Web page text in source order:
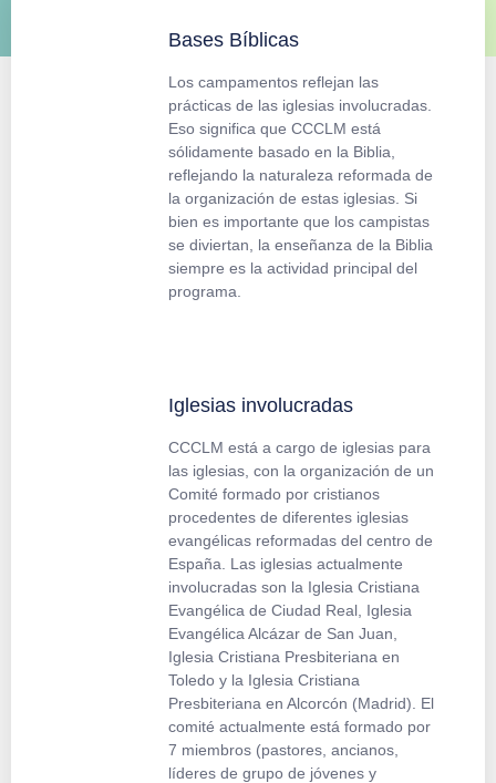
Bases Bíblicas
Los campamentos reflejan las
prácticas de las iglesias involucradas.
Eso significa que CCCLM está
sólidamente basado en la Biblia,
reflejando la naturaleza reformada de
la organización de estas iglesias. Si
bien es importante que los campistas
se diviertan, la enseñanza de la Biblia
siempre es la actividad principal del
programa.
Iglesias involucradas
CCCLM está a cargo de iglesias para
las iglesias, con la organización de un
Comité formado por cristianos
procedentes de diferentes iglesias
evangélicas reformadas del centro de
España. Las iglesias actualmente
involucradas son la Iglesia Cristiana
Evangélica de Ciudad Real, Iglesia
Evangélica Alcázar de San Juan,
Iglesia Cristiana Presbiteriana en
Toledo y la Iglesia Cristiana
Presbiteriana en Alcorcón (Madrid). El
comité actualmente está formado por
7 miembros (pastores, ancianos,
líderes de grupo de jóvenes y